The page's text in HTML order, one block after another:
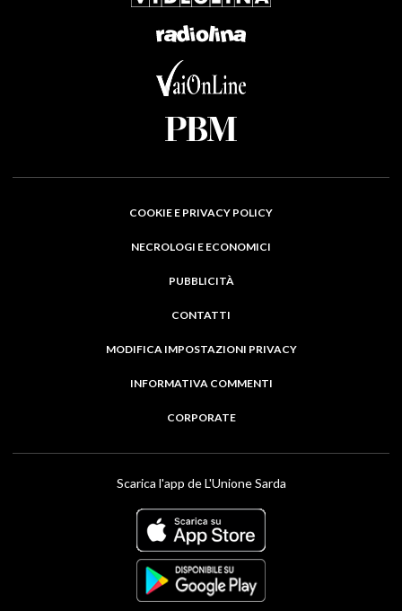
COOKIE E PRIVACY POLICY
NECROLOGI E ECONOMICI
PUBBLICITÀ
CONTATTI
MODIFICA IMPOSTAZIONI PRIVACY
INFORMATIVA COMMENTI
CORPORATE
Scarica l'app de L'Unione Sarda